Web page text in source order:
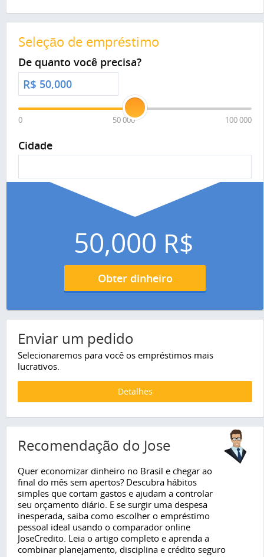
Seleção de empréstimo
De quanto você precisa?
R$
0 50 000 100 000
Cidade
50,000 R$
Obter dinheiro
Enviar um pedido
Selecionaremos para você os empréstimos mais
lucrativos.
Detalhes
Recomendação do Jose
Quer economizar dinheiro no Brasil e chegar ao
final do mês sem apertos? Descubra hábitos
simples que cortam gastos e ajudam a controlar
seu orçamento diário. E se surgir uma despesa
inesperada, saiba como escolher o empréstimo
pessoal ideal usando o comparador online
JoseCredito. Leia o artigo completo e aprenda a
combinar planejamento, disciplina e crédito seguro